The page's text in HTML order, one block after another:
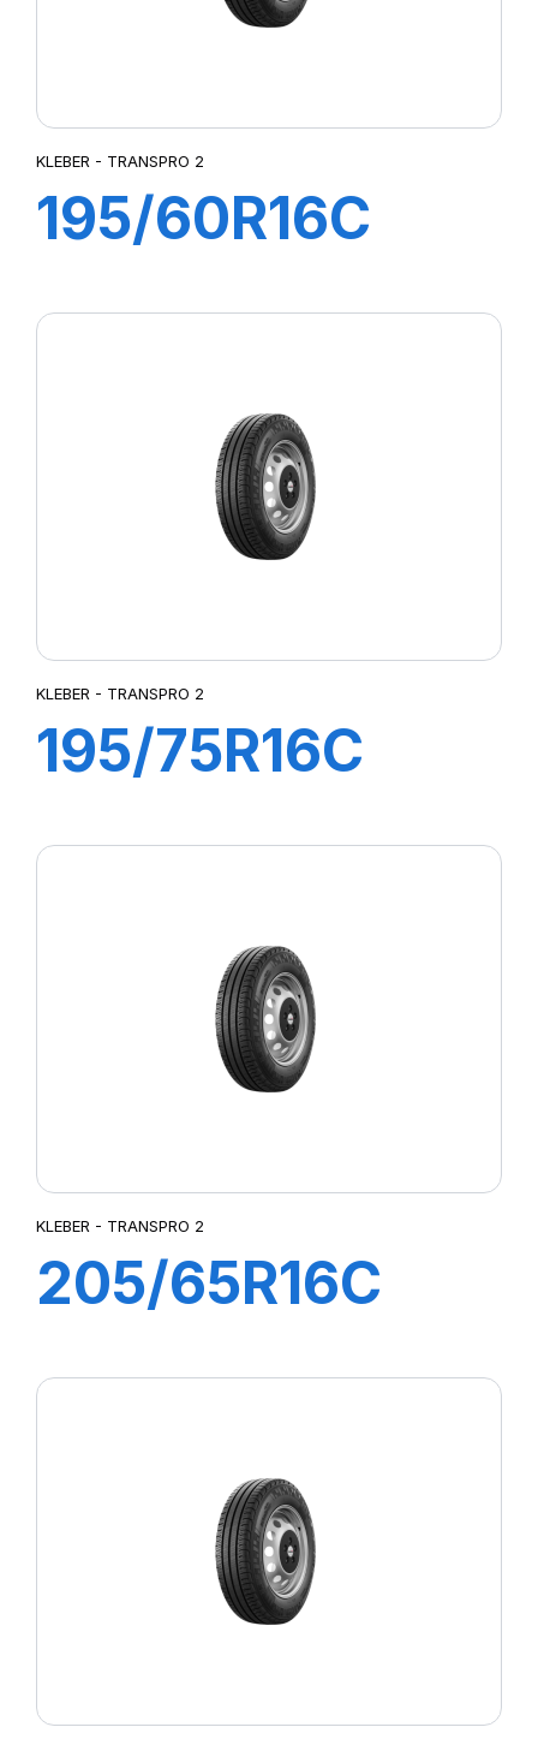
KLEBER - TRANSPRO 2
195/60R16C
KLEBER - TRANSPRO 2
195/75R16C
KLEBER - TRANSPRO 2
205/65R16C